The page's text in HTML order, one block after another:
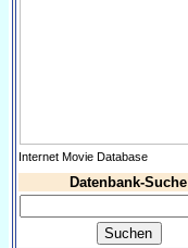
Internet Movie Database
Datenbank-Suche